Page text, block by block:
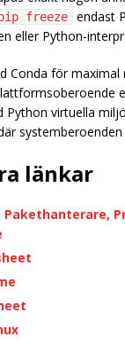
freeze
endast
eller Python-
Conda för maximal
Python virtuella
länkar
Pakethanterare,